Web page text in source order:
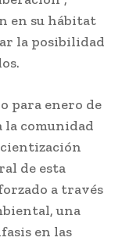
en su hábitat
la posibilidad
para enero de
la comunidad
de esta
a través
una
en las